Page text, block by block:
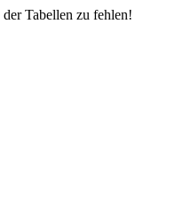
Tabellen zu fehlen!